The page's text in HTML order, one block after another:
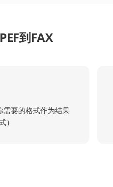
到FAX
要的格式作为结果
）